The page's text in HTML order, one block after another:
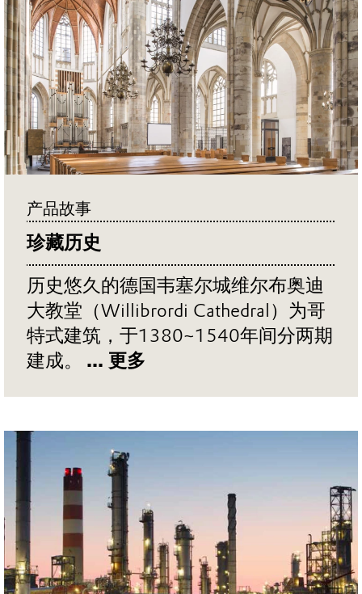
产品故事
珍藏历史
历史悠久的德国韦塞尔城维尔布奥迪
大教堂（Willibrordi Cathedral）为哥
特式建筑，于1380~1540年间分两期
建成。
... 更多